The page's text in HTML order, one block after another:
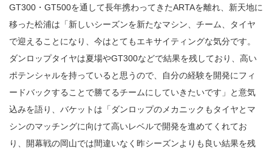
GT300・GT500を通して長年携わってきたARTAを離れ、新天地に
移った松浦は「新しいシーズンを新たなマシン、チーム、タイヤ
で迎えることになり、今はとてもエキサイティングな気分です。
ダンロップタイヤは夏場やGT300などで結果を残しており、高い
ポテンシャルを持っていると思うので、自分の経験を開発にフィ
ードバックすることで勝てるチームにしていきたいです」と意気
込みを語り、バケットは「ダンロップのメカニックもタイヤとマ
シンのマッチングに向けて高いレベルで開発を進めてくれてお
り、開幕戦の岡山では間違いなく昨シーズンよりも良い結果を残